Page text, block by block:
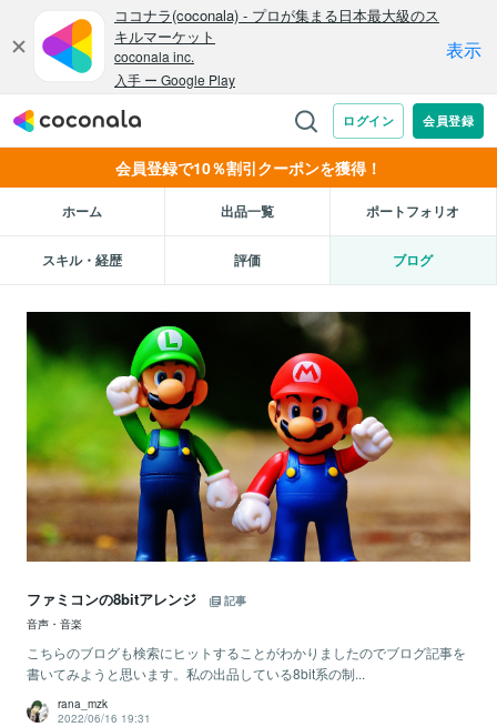
会員登録で10％割引クーポンを獲得！
ホーム 出品一覧 ポートフォリオ
スキル・経歴 評価 ブログ
ファミコンの8bitアレンジ
記事
音声・音楽
こちらのブログも検索にヒットすることがわかりましたのでブログ記事を
書いてみようと思います。私の出品している8bit系の制...
rana_mzk
2022/06/16 19:31